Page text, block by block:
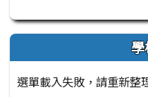
選單載入失敗，請重新整